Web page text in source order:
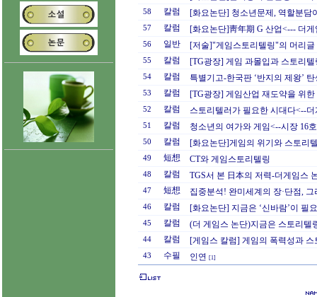
58 칼럼 [화요논단] 청소년문제, 역할분담
57 칼럼 [화요논단]靑年期 G 산업<--- 더게
56 일반 [저술]"게임스토리텔링"의 머리글
55 칼럼 [TG광장] 게임 과몰입과 스토리
54 칼럼 특별기고-한국판 ‘반지의 제왕’
53 칼럼 [TG광장] 게임산업 재도약을 위
52 칼럼 스토리텔러가 필요한 시대다<--
51 칼럼 청소년의 여가와 게임<--시장 16호
50 칼럼 [화요논단]게임의 위기와 스토리
49 短想 CT와 게임스토리텔링
48 칼럼 TGS서 본 日本의 저력-더게임스
47 短想 집중분석! 완미세계의 장·단점, 그
46 칼럼 [화요논단] 지금은 ‘신바람’이 필
45 칼럼 (더 게임스 논단)지금은 스토리텔
44 칼럼 [게임스 칼럼] 게임의 폭력성과 스
43 수필 인연 [1]